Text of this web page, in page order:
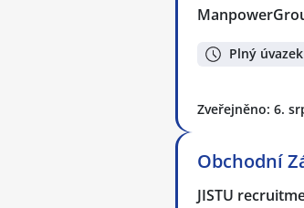
Plný úvazek
Zveřejněno: 6.
Obchodní
JISTU